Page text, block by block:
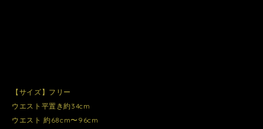
【サイズ】フリー
ウエスト平置き約34cm
ウエスト 約68cm〜96cm